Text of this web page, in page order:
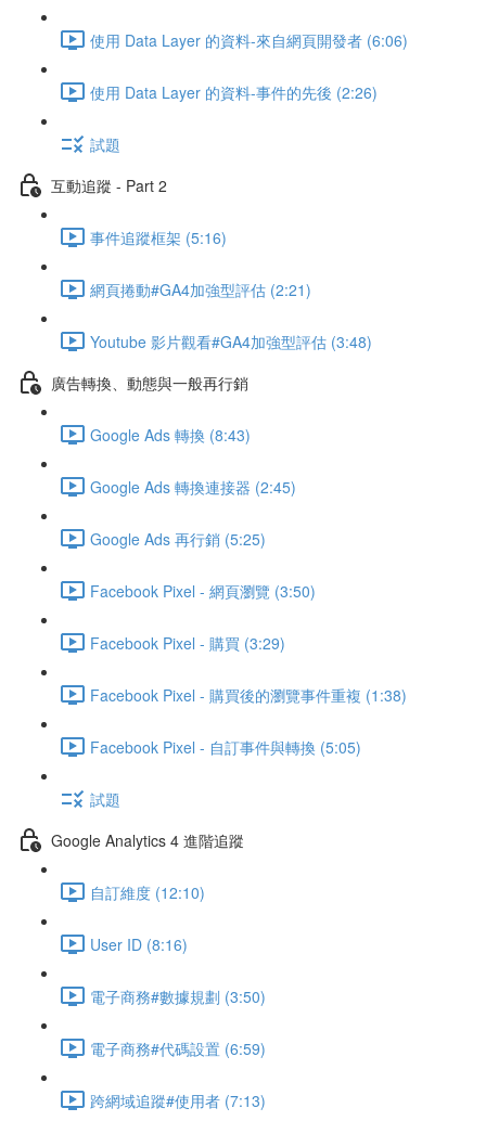
使用 Data Layer 的資料-來自網頁開發者 (6:06)
使用 Data Layer 的資料-事件的先後 (2:26)
試題
互動追蹤 - Part 2
事件追蹤框架 (5:16)
網頁捲動#GA4加強型評估 (2:21)
Youtube 影片觀看#GA4加強型評估 (3:48)
廣告轉換、動態與一般再行銷
Google Ads 轉換 (8:43)
Google Ads 轉換連接器 (2:45)
Google Ads 再行銷 (5:25)
Facebook Pixel - 網頁瀏覽 (3:50)
Facebook Pixel - 購買 (3:29)
Facebook Pixel - 購買後的瀏覽事件重複 (1:38)
Facebook Pixel - 自訂事件與轉換 (5:05)
試題
Google Analytics 4 進階追蹤
自訂維度 (12:10)
User ID (8:16)
電子商務#數據規劃 (3:50)
電子商務#代碼設置 (6:59)
跨網域追蹤#使用者 (7:13)